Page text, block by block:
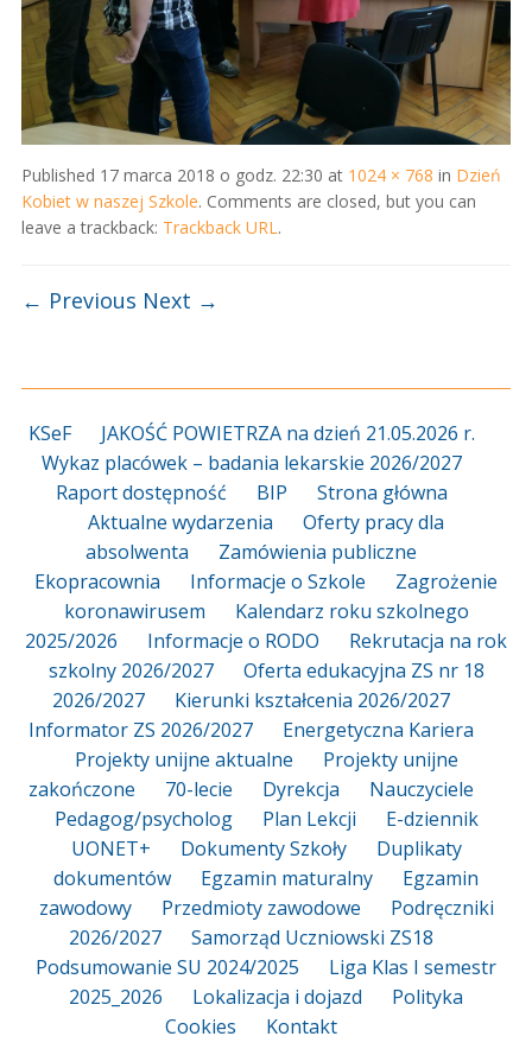
Published 17 marca 2018 o godz. 22:30 at 1024 × 768 in Dzień
Kobiet w naszej Szkole. Comments are closed, but you can
leave a trackback: Trackback URL.
← Previous Next →
KSeF
JAKOŚĆ POWIETRZA na dzień 21.05.2026 r.
Wykaz placówek – badania lekarskie 2026/2027
Raport dostępność
BIP
Strona główna
Aktualne wydarzenia
Oferty pracy dla
absolwenta
Zamówienia publiczne
Ekopracownia
Informacje o Szkole
Zagrożenie
koronawirusem
Kalendarz roku szkolnego
2025/2026
Informacje o RODO
Rekrutacja na rok
szkolny 2026/2027
Oferta edukacyjna ZS nr 18
2026/2027
Kierunki kształcenia 2026/2027
Informator ZS 2026/2027
Energetyczna Kariera
Projekty unijne aktualne
Projekty unijne
zakończone
70-lecie Dyrekcja
Nauczyciele
Pedagog/psycholog
Plan Lekcji
E-dziennik
UONET+
Dokumenty Szkoły
Duplikaty
dokumentów
Egzamin maturalny
Egzamin
zawodowy
Przedmioty zawodowe
Podręczniki
2026/2027
Samorząd Uczniowski ZS18
Podsumowanie SU 2024/2025
Liga Klas I semestr
2025_2026
Lokalizacja i dojazd
Polityka
Cookies
Kontakt